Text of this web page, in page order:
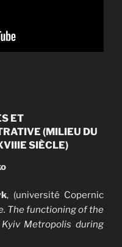
ET
(MILIEU DU
SIÈCLE)
, (université Copernic
The functioning of the
Metropolis during